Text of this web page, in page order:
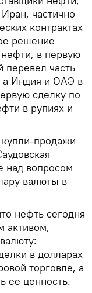
частично
контрактах
решение
в первую
перевел часть
а Индия и ОАЭ в
сделку по
в рупиях и
продажи
над вопросом
валюты в
нефть сегодня
активом,
в долларах
торговле, а
ее ценность.